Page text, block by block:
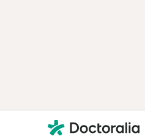
Contacto
Doctoralia - Página de inicio